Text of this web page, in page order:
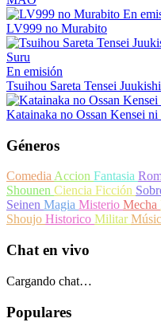
En
LV999 no Murabito
En emisión
Tsuihou Sareta Tensei
Katainaka no Ossan Kensei
Géneros
ComediaAccion Fantasia
Shounen Ciencia Ficción
Seinen Magia Misterio Mecha
Shoujo Historico Militar
Chat en vivo
Cargando chat…
Populares